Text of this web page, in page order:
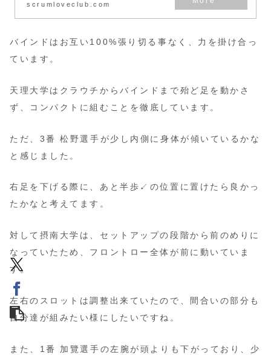
scrumloveclub.com
バインドはお互い100%張り切る事なく、力を掛け合っ
ています。
天理大学はクラウチからバインドまで殆ど足を動かさ
ず、コンパクトに組むことを徹底しています。
ただ、3番 松野選手が少し内側に身体が傾いているかな
と感じました。
右足を下げる際に、あと半歩↙️の位置に置けたら良かっ
たかなと考えてます。
対して摂南大学は、セットアップの段階から前のめりに
なっていたため、フロントロー全体が前に動いていま
す。
左右のスロットは調整出来ていたので、間合いの部分も
自分達が組みたい様にしたいですね。
また、1番 加覽選手の左腕が頭よりも下がっており、少